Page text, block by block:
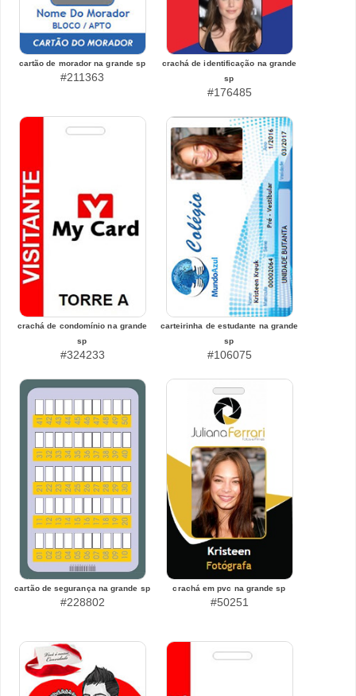
cartão de morador na grande sp
#211363
crachá de identificação na grande
sp
#176485
crachá de condomínio na grande
sp
#324233
carteirinha de estudante na grande
sp
#106075
cartão de segurança na grande sp
#228802
crachá em pvc na grande sp
#50251